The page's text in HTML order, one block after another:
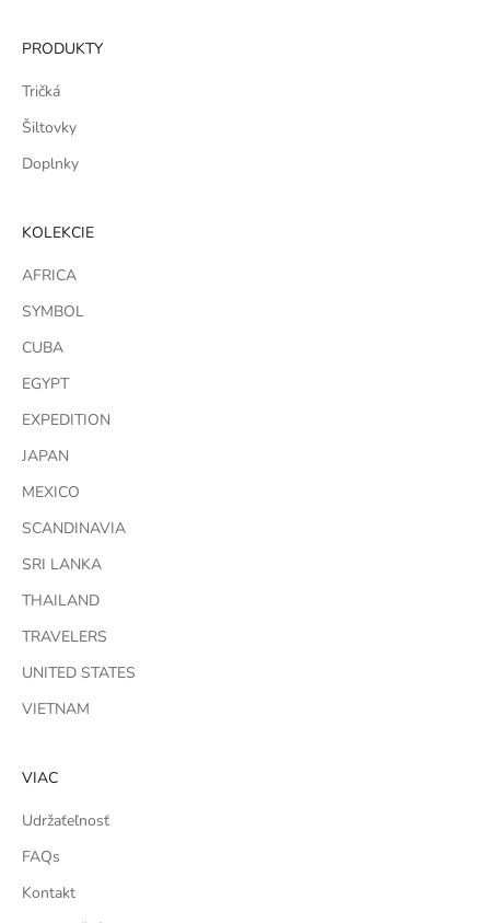
PRODUKTY
Tričká
Šiltovky
Doplnky
KOLEKCIE
AFRICA
SYMBOL
CUBA
EGYPT
EXPEDITION
JAPAN
MEXICO
SCANDINAVIA
SRI LANKA
THAILAND
TRAVELERS
UNITED STATES
VIETNAM
VIAC
Udržaťeľnosť
FAQs
Kontakt